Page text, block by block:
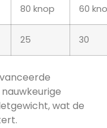
80 knop 60
25 30
wat de